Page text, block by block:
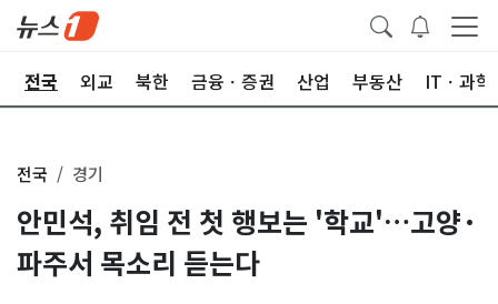
전국 외교 북한 금융ㆍ증권 산업 부동산 ITㆍ과학
전국 경기
안민석, 취임 전 첫 행보는 '학교'…고양·
파주서 목소리 듣는다